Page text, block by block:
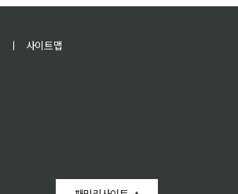
ㅣ
사이트맵